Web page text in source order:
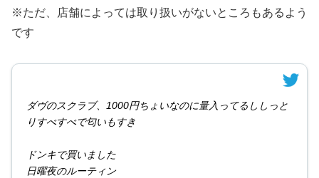
※ただ、店舗によっては取り扱いがないところもあるよう
です
ダヴのスクラブ、1000円ちょいなのに量入ってるししっと
りすべすべで匂いもすき
ドンキで買いました
日曜夜のルーティン